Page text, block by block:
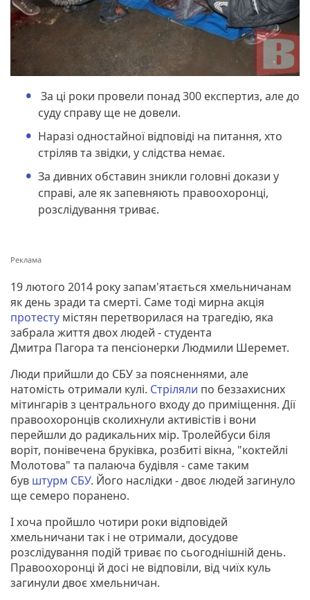
За ці роки провели понад 300 експертиз, але до
суду справу ще не довели.
Наразі одностайної відповіді на питання, хто
стріляв та звідки, у слідства немає.
За дивних обставин зникли головні докази у
справі, але як запевняють правоохоронці,
розслідування триває.
19 лютого 2014 року запам'ятається хмельничанам
як день зради та смерті. Саме тоді мирна акція
протесту містян перетворилася на трагедію, яка
забрала життя двох людей - студента
Дмитра Пагора та пенсіонерки Людмили Шеремет.
Люди прийшли до СБУ за поясненнями, але
натомість отримали кулі. Стріляли по беззахисних
мітингарів з центрального входу до приміщення. Дії
правоохоронців сколихнули активістів і вони
перейшли до радикальних мір. Тролейбуси біля
воріт, понівечена бруківка, розбиті вікна, "коктейлі
Молотова" та палаюча будівля - саме таким
був штурм СБУ. Його наслідки - двоє людей загинуло
ще семеро поранено.
І хоча пройшло чотири роки відповідей
хмельничани так і не отримали, досудове
розслідування подій триває по сьогоднішній день.
Правоохоронці й досі не відповіли, від чиїх куль
загинули двоє хмельничан.